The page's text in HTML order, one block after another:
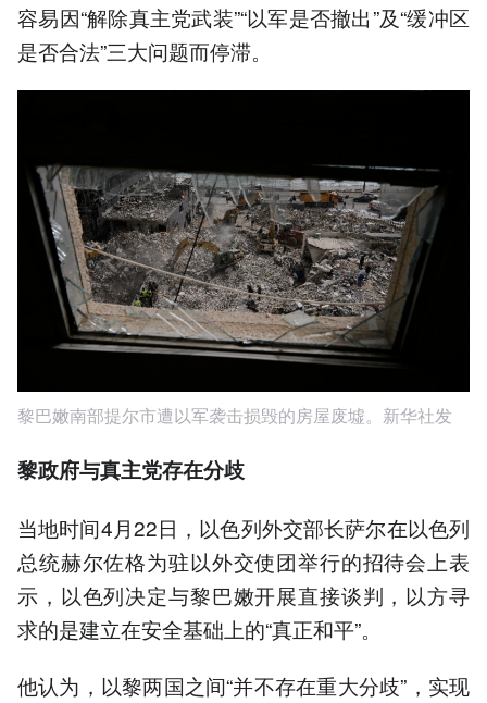
容易因“解除真主党武装”“以军是否撤出”及“缓冲区
是否合法”三大问题而停滞。
黎巴嫩南部提尔市遭以军袭击损毁的房屋废墟。新华社发
黎政府与真主党存在分歧
当地时间4月22日，以色列外交部长萨尔在以色列
总统赫尔佐格为驻以外交使团举行的招待会上表
示，以色列决定与黎巴嫩开展直接谈判，以方寻
求的是建立在安全基础上的“真正和平”。
他认为，以黎两国之间“并不存在重大分歧”，实现